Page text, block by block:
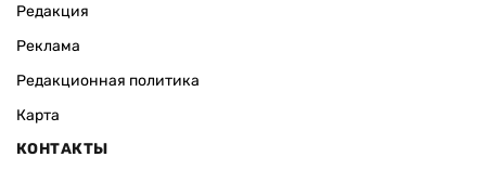
Редакция
Реклама
Редакционная политика
Карта
КОНТАКТЫ